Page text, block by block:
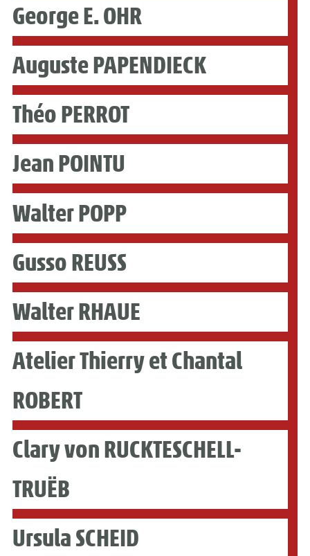
George E. OHR
Auguste PAPENDIECK
Théo PERROT
Jean POINTU
Walter POPP
Gusso REUSS
Walter RHAUE
Atelier Thierry et Chantal
ROBERT
Clary von RUCKTESCHELL-
TRUËB
Ursula SCHEID